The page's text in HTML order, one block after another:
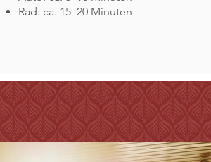
Rad: ca. 15–20 Minuten